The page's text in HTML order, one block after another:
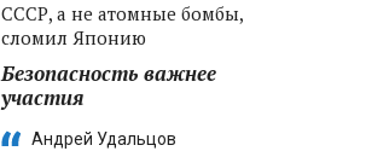
СССР, а не атомные бомбы,
сломил Японию
Безопасность важнее
участия
Андрей Удальцов